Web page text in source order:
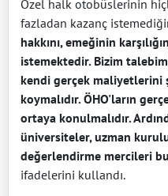
Özel halk otobüslerinin
fazladan kazanç
hakkını, emeğinin
istemektedir. Bizim
kendi gerçek maliyetlerini
koymalıdır. ÖHO'ların
ortaya konulmalıdır.
üniversiteler, uzman
değerlendirme mercileri
ifadelerini kullandı.